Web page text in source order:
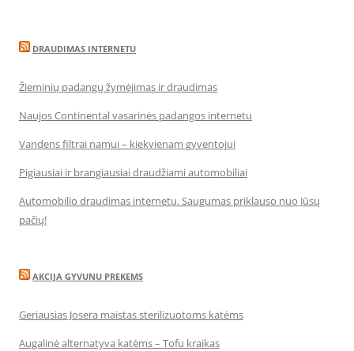
DRAUDIMAS INTERNETU
Žieminių padangų žymėjimas ir draudimas
Naujos Continental vasarinės padangos internetu
Vandens filtrai namui – kiekvienam gyventojui
Pigiausiai ir brangiausiai draudžiami automobiliai
Automobilio draudimas internetu. Saugumas priklauso nuo Jūsų
pačių!
AKCIJA GYVUNU PREKEMS
Geriausias Josera maistas sterilizuotoms katėms
Augalinė alternatyva katėms – Tofu kraikas